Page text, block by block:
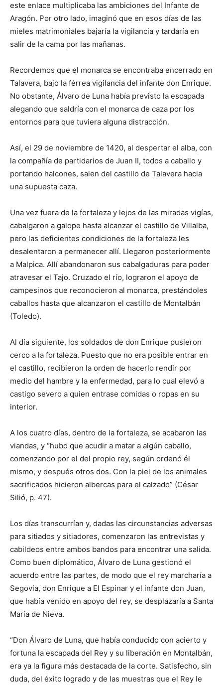
este enlace multiplicaba las ambiciones del Infante de
Aragón. Por otro lado, imaginó que en esos días de las
mieles matrimoniales bajaría la vigilancia y tardaría en
salir de la cama por las mañanas.
Recordemos que el monarca se encontraba encerrado en
Talavera, bajo la férrea vigilancia del infante don Enrique.
No obstante, Álvaro de Luna había previsto la escapada
alegando que saldría con el monarca de caza por los
entornos para que tuviera alguna distracción.
Así, el 29 de noviembre de 1420, al despertar el alba, con
la compañía de partidarios de Juan II, todos a caballo y
portando halcones, salen del castillo de Talavera hacia
una supuesta caza.
Una vez fuera de la fortaleza y lejos de las miradas vigías,
cabalgaron a galope hasta alcanzar el castillo de Villalba,
pero las deficientes condiciones de la fortaleza les
desalentaron a permanecer allí. Llegaron posteriormente
a Malpica. Allí abandonaron sus cabalgaduras para poder
atravesar el Tajo. Cruzado el río, lograron el apoyo de
campesinos que reconocieron al monarca, prestándoles
caballos hasta que alcanzaron el castillo de Montalbán
(Toledo).
Al día siguiente, los soldados de don Enrique pusieron
cerco a la fortaleza. Puesto que no era posible entrar en
el castillo, recibieron la orden de hacerlo rendir por
medio del hambre y la enfermedad, para lo cual elevó a
castigo severo a quien entrase comidas o ropas en su
interior.
A los cuatro días, dentro de la fortaleza, se acabaron las
viandas, y “hubo que acudir a matar a algún caballo,
comenzando por el del propio rey, según ordenó él
mismo, y después otros dos. Con la piel de los animales
sacrificados hicieron albercas para el calzado” (César
Silió, p. 47).
Los días transcurrían y, dadas las circunstancias adversas
para sitiados y sitiadores, comenzaron las entrevistas y
cabildeos entre ambos bandos para encontrar una salida.
Como buen diplomático, Álvaro de Luna gestionó el
acuerdo entre las partes, de modo que el rey marcharía a
Segovia, don Enrique a El Espinar y el infante don Juan,
que había venido en apoyo del rey, se desplazaría a Santa
María de Nieva.
“Don Álvaro de Luna, que había conducido con acierto y
fortuna la escapada del Rey y su liberación en Montalbán,
era ya la figura más destacada de la corte. Satisfecho, sin
duda, del éxito logrado y de las muestras que el Rey le